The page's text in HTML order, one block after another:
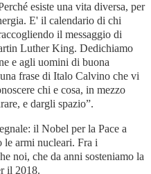
esiste una vita diversa, per
E' il calendario di chi
il messaggio di
Luther King. Dedichiamo
e agli uomini di buona
frase di Italo Calvino che vi
chi e cosa, in mezzo
e dargli spazio”.
il Nobel per la Pace a
armi nucleari. Fra i
noi, che da anni sosteniamo la
il 2018.